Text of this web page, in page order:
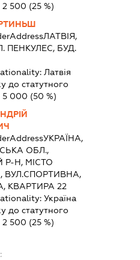
2 500 (25 %)
ЛАТВІЯ,
ПЕНКУЛЕС, БУД.
Латвія
до статутного
5 000 (50 %)
УКРАЇНА,
ОБЛ.,
Р-Н, МІСТО
ВУЛ.СПОРТИВНА,
КВАРТИРА 22
Україна
до статутного
2 500 (25 %)